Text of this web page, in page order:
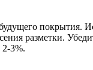
покрытия.
разметки.
3%.